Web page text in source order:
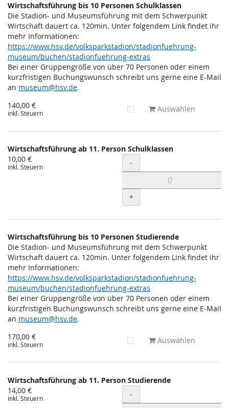
Wirtschaftsführung bis 10 Personen Schulklassen
Die Stadion- und Museumsführung mit dem Schwerpunkt
Wirtschaft dauert ca. 120min. Unter folgendem Link findet ihr
mehr Informationen:
https://www.hsv.de/volksparkstadion/stadionfuehrung-
museum/buchen/stadionfuehrung-extras
Bei einer Gruppengröße von über 70 Personen oder einem
kurzfristigen Buchungswunsch schreibt uns gerne eine E-Mail
an museum@hsv.de.
140,00 €
inkl. Steuern Auswählen
Wirtschaftsführung ab 11. Person Schulklassen
10,00 €
inkl. Steuern Menge
-
+
Wirtschaftsführung bis 10 Personen Studierende
Die Stadion- und Museumsführung mit dem Schwerpunkt
Wirtschaft dauert ca. 120min. Unter folgendem Link findet ihr
mehr Informationen:
https://www.hsv.de/volksparkstadion/stadionfuehrung-
museum/buchen/stadionfuehrung-extras
Bei einer Gruppengröße von über 70 Personen oder einem
kurzfristigen Buchungswunsch schreibt uns gerne eine E-Mail
an museum@hsv.de.
170,00 €
inkl. Steuern Auswählen
Wirtschaftsführung ab 11. Person Studierende
14,00 €
inkl. Steuern Menge
-